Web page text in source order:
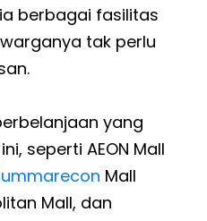
berbagai fasilitas
tak perlu
yang
seperti AEON Mall
Mall
Mall, dan